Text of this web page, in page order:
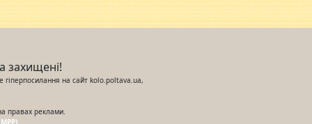
захищені!
гіперпосилання на сайт kolo.poltava.ua,
правах реклами.